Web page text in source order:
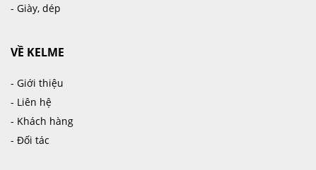
- Giày, dép
VỀ KELME
- Giới thiệu
- Liên hệ
- Khách hàng
- Đối tác